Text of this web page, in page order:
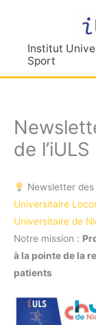
contenuInstitut
Sport
de l’iULS
Newsletter des
Universitaire
Universitaire de
Notre mission :
à la pointe de la
patients